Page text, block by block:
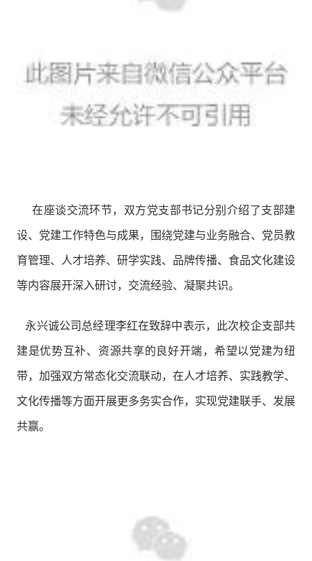
在座谈交流环节，双方党支部书记分别介绍了支部建
设、党建工作特色与成果，围绕党建与业务融合、党员教
育管理、人才培养、研学实践、品牌传播、食品文化建设
等内容展开深入研讨，交流经验、凝聚共识。
永兴诚公司总经理李红在致辞中表示，此次校企支部共
建是优势互补、资源共享的良好开端，希望以党建为纽
带，加强双方常态化交流联动，在人才培养、实践教学、
文化传播等方面开展更多务实合作，实现党建联手、发展
共赢。